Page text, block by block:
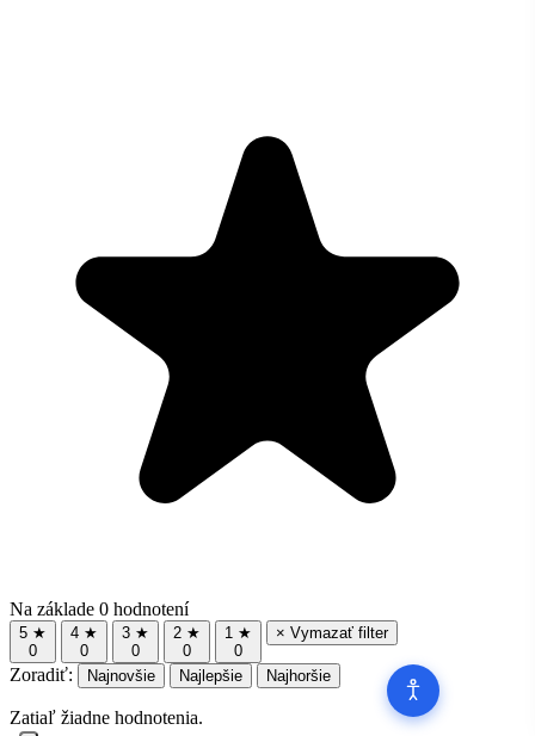
Na základe 0 hodnotení
5 ★
0
4 ★
0
3 ★
0
2 ★
0
1 ★
0
× Vymazať filter
Zoradiť: Najnovšie Najlepšie Najhoršie
Zatiaľ žiadne hodnotenia.